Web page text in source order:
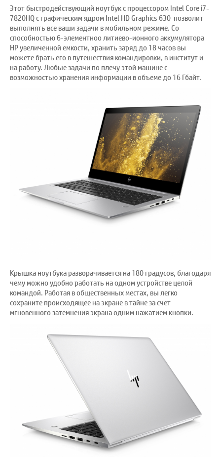
Этот быстродействующий ноутбук с процессором Intel Core i7-
7820HQ с графическим ядром Intel HD Graphics 630 позволит
выполнять все ваши задачи в мобильном режиме. Со
способностью 6-элементноо литиево-ионного аккумулятора
HP увеличенной емкости, хранить заряд до 18 часов вы
можете брать его в путешествия командировки, в институт и
на работу. Любые задачи по плечу этой машине с
возможностью хранения информации в объеме до 16 Гбайт.
Крышка ноутбука разворачивается на 180 градусов, благодаря
чему можно удобно работать на одном устройстве целой
командой. Работая в общественных местах, вы легко
сохраните происходящее на экране в тайне за счет
мгновенного затемнения экрана одним нажатием кнопки.